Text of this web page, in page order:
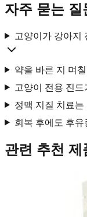
자주 묻는 질
고양이가 강아지
약을 바른 지 며
고양이 전용 진
정맥 지질 치료
회복 후에도 후
관련 추천 제